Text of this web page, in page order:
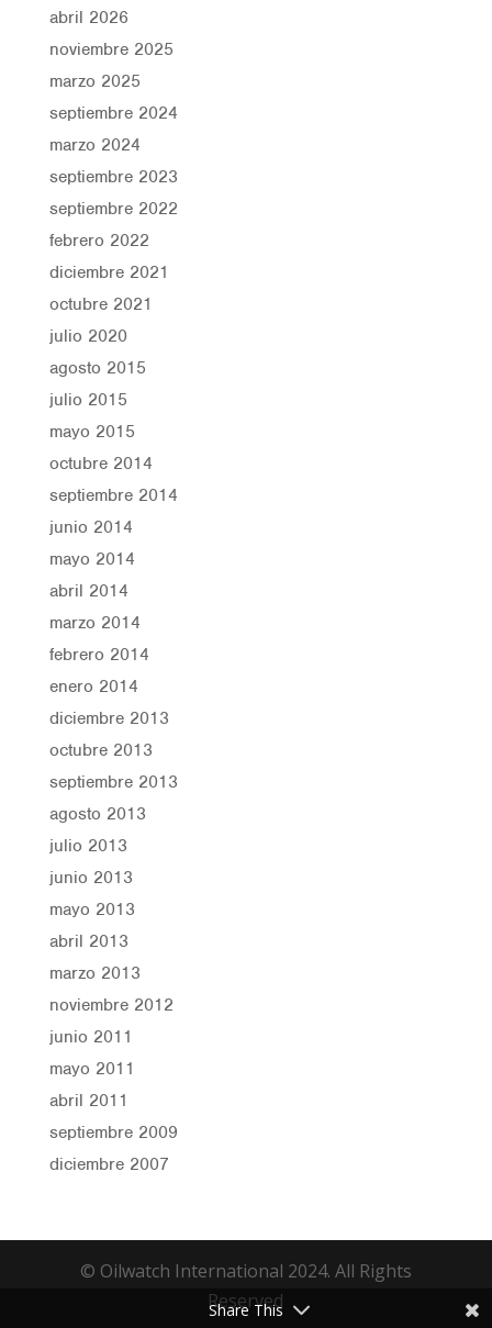
abril 2026
noviembre 2025
marzo 2025
septiembre 2024
marzo 2024
septiembre 2023
septiembre 2022
febrero 2022
diciembre 2021
octubre 2021
julio 2020
agosto 2015
julio 2015
mayo 2015
octubre 2014
septiembre 2014
junio 2014
mayo 2014
abril 2014
marzo 2014
febrero 2014
enero 2014
diciembre 2013
octubre 2013
septiembre 2013
agosto 2013
julio 2013
junio 2013
mayo 2013
abril 2013
marzo 2013
noviembre 2012
junio 2011
mayo 2011
abril 2011
septiembre 2009
diciembre 2007
© Oilwatch International 2024. All Rights
Reserved
Share This